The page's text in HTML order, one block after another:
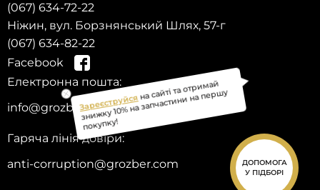
ДОПОМОГА
У ПІДБОРІ
(067) 634-72-22
Ніжин, вул. Борзнянський Шлях, 57-г
(067) 634-82-22
Facebook
Електронна пошта:
info@grozber.com
Гаряча лінія довіри:
anti-corruption@grozber.com
Зареєструйсяна сайті та отримай
знижку 10% на запчастини на першу
покупку!